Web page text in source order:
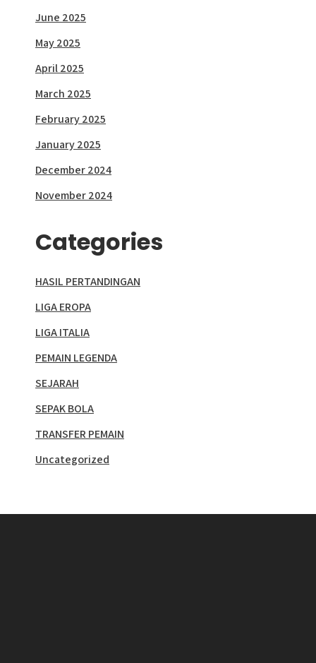
June 2025
May 2025
April 2025
March 2025
February 2025
January 2025
December 2024
November 2024
Categories
HASIL PERTANDINGAN
LIGA EROPA
LIGA ITALIA
PEMAIN LEGENDA
SEJARAH
SEPAK BOLA
TRANSFER PEMAIN
Uncategorized